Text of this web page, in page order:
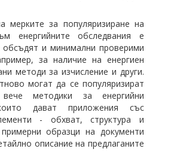
мерките за популяризиране на
енергийните обследвания е
и минимални проверими
за наличие на енергиен
методи за изчисление и други.
могат да се популяризират
вече методики за енергийни
дават приложения със
- обхват, структура и
образци на документи
описание на предлаганите